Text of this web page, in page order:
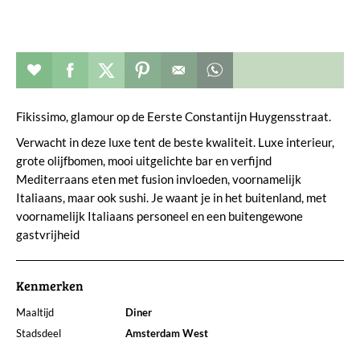
Restaurant toevoegen aan favorieten
Deel dit op facebook
Deel dit op twitter
Deel dit op pinterest
Fikissimo, glamour op de Eerste Constantijn Huygensstraat.
Verwacht in deze luxe tent de beste kwaliteit. Luxe interieur,
grote olijfbomen, mooi uitgelichte bar en verfijnd
Mediterraans eten met fusion invloeden, voornamelijk
Italiaans, maar ook sushi. Je waant je in het buitenland, met
voornamelijk Italiaans personeel en een buitengewone
gastvrijheid
Kenmerken
Maaltijd
Diner
Stadsdeel
Amsterdam West